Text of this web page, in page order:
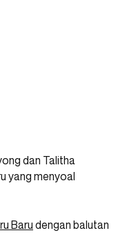
dan Talitha
yang menyoal
Barudengan balutan